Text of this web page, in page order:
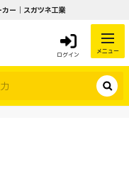
ー｜スガツネ工業
ログイン メニュー